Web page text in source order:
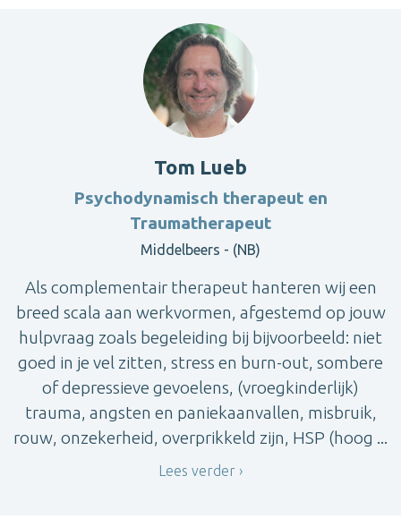
Tom Lueb
Psychodynamisch therapeut en
Traumatherapeut
Middelbeers - (NB)
Als complementair therapeut hanteren wij een
breed scala aan werkvormen, afgestemd op jouw
hulpvraag zoals begeleiding bij bijvoorbeeld: niet
goed in je vel zitten, stress en burn-out, sombere
of depressieve gevoelens, (vroegkinderlijk)
trauma, angsten en paniekaanvallen, misbruik,
rouw, onzekerheid, overprikkeld zijn, HSP (hoog ...
Lees verder